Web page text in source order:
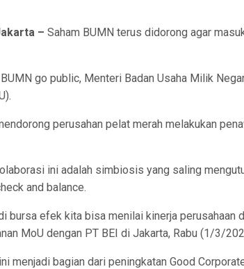
– Saham BUMN terus didorong agar
go public, Menteri Badan Usaha Milik
perusahan pelat merah melakukan
ini adalah simbiosis yang saling
and balance.
bursa efek kita bisa menilai kinerja perusahaan
MoU dengan PT BEI di Jakarta, Rabu (1/3/
menjadi bagian dari peningkatan Good